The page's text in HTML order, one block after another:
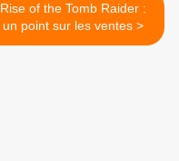
Rise of the Tomb Raider :
un point sur les ventes >